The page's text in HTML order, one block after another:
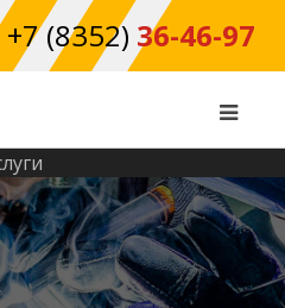
+7 (8352) 36-46-97